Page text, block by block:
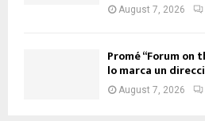
August 7, 2026
Promé “Forum on
lo marca un
August 7, 2026